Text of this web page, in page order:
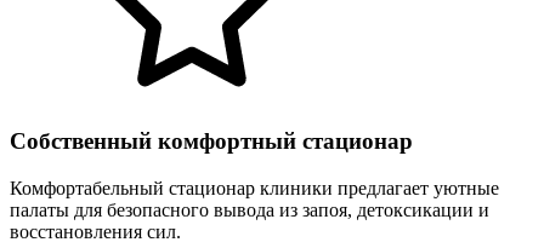
Собственный комфортный стационар
Комфортабельный стационар клиники предлагает уютные
палаты для безопасного вывода из запоя, детоксикации и
восстановления сил.